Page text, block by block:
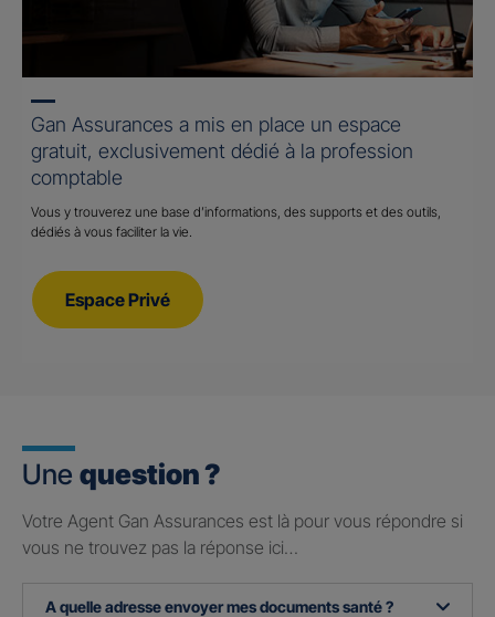
Gan Assurances a mis en place un espace
gratuit, exclusivement dédié à la profession
comptable
Vous y trouverez une base d’informations, des supports et des outils,
dédiés à vous faciliter la vie.
Espace Privé
Une question ?
Votre Agent Gan Assurances est là pour vous répondre si
vous ne trouvez pas la réponse ici…
A quelle adresse envoyer mes documents santé ?